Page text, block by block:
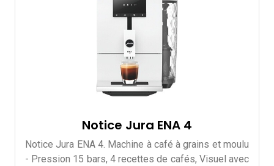
Notice Jura ENA 4
Notice Jura ENA 4. Machine à café à grains et moulu
- Pression 15 bars, 4 recettes de cafés, Visuel avec